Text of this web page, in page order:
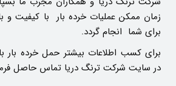
زمان ممکن عملیات خرده بار با کیفیت
برای شما انجام گردد.
برای کسب اطلاعات بیشتر حمل خرده بار
در سایت شرکت ترنگ دریا تماس حاصل